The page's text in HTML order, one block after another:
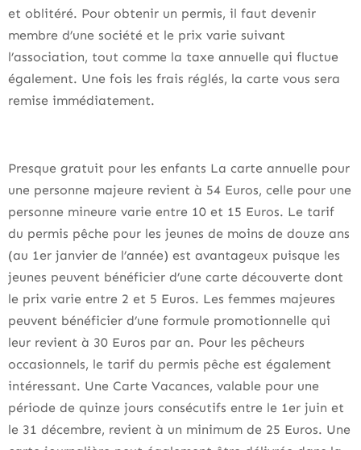
et oblitéré. Pour obtenir un permis, il faut devenir
membre d’une société et le prix varie suivant
l’association, tout comme la taxe annuelle qui fluctue
également. Une fois les frais réglés, la carte vous sera
remise immédiatement.
Presque gratuit pour les enfants La carte annuelle pour
une personne majeure revient à 54 Euros, celle pour une
personne mineure varie entre 10 et 15 Euros. Le tarif
du permis pêche pour les jeunes de moins de douze ans
(au 1er janvier de l’année) est avantageux puisque les
jeunes peuvent bénéficier d’une carte découverte dont
le prix varie entre 2 et 5 Euros. Les femmes majeures
peuvent bénéficier d’une formule promotionnelle qui
leur revient à 30 Euros par an. Pour les pêcheurs
occasionnels, le tarif du permis pêche est également
intéressant. Une Carte Vacances, valable pour une
période de quinze jours consécutifs entre le 1er juin et
le 31 décembre, revient à un minimum de 25 Euros. Une